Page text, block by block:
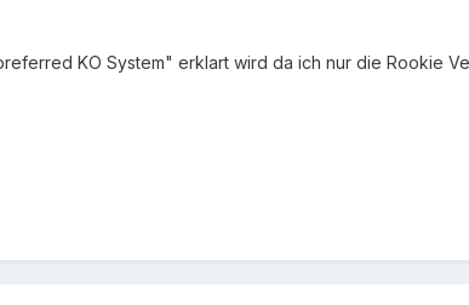
KO System" erklart wird da ich nur die Rookie